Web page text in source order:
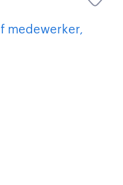
medewerker,